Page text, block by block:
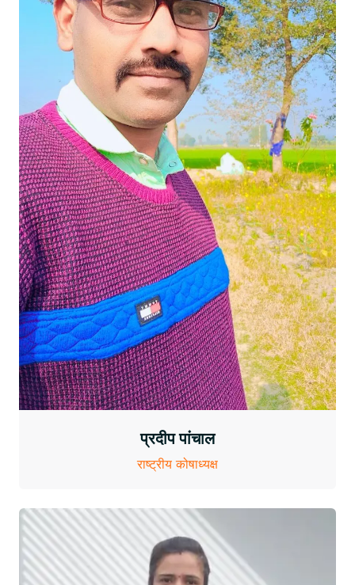
प्रदीप पांचाल
राष्ट्रीय कोषाध्यक्ष